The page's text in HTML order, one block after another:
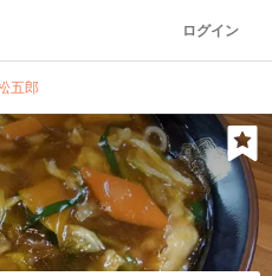
ログイン
五郎